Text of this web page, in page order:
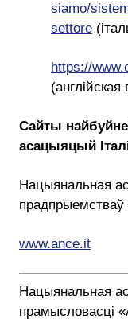
siamo/
settore
https://
(англійская
Сайты
асацыяцый
Нацыянальная
прадпрыемстваў
www.ance.it
Нацыянальная
прамысловасці